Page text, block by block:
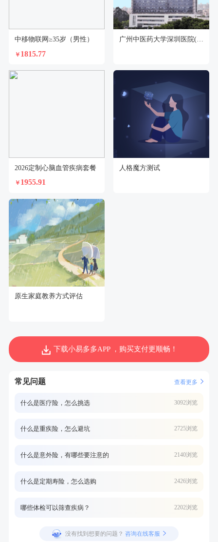
中移物联网≥35岁（男性）
￥ 1815.77
广州中医药大学深圳医院(福田)体检中心
2026定制心脑血管疾病套餐
￥ 1955.91
人格魔方测试
原生家庭教养方式评估
下载小易多多APP ，购买支付更顺畅！
常见问题 查看更多
什么是医疗险，怎么挑选 3092浏览
什么是重疾险，怎么避坑 2725浏览
什么是意外险，有哪些要注意的 2140浏览
什么是定期寿险，怎么选购 2426浏览
哪些体检可以筛查疾病？ 2202浏览
没有找到想要的问题？ 咨询在线客服